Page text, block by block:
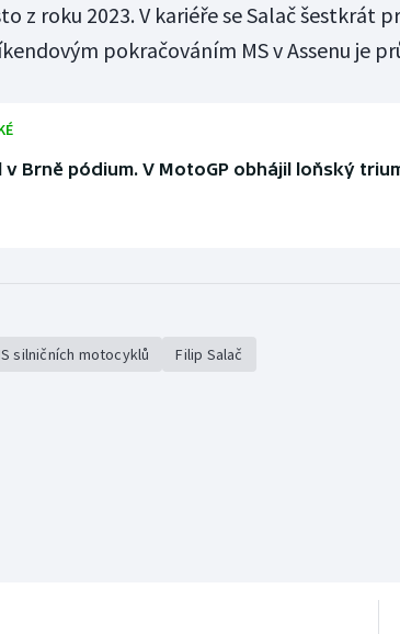
z roku 2023. V kariéře se Salač šestkrát
pokračováním MS v Assenu je
v Brně pódium. V MotoGP obhájil loňský
silničních motocyklů Filip Salač